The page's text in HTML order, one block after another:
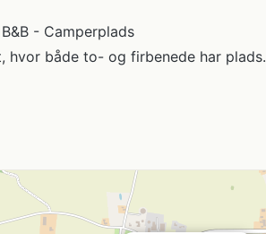
- Camperplads
hvor både to- og firbenede har plads.